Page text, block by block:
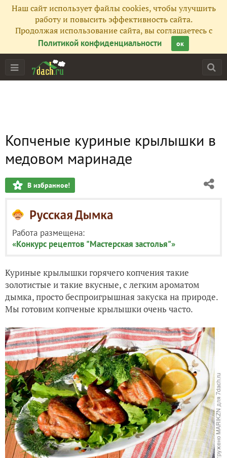
Наш сайт использует файлы cookies, чтобы улучшить
работу и повысить эффективность сайта.
Продолжая использование сайта, вы соглашаетесь с
Политикой конфиденциальности
ок
Копченые куриные крылышки в
медовом маринаде
В избранное!
Работа размещена:
«Конкурс рецептов "Мастерская застолья"»
Куриные крылышки горячего копчения такие
золотистые и такие вкусные, с легким ароматом
дымка, просто беспроигрышная закуска на природе.
Мы готовим копченые крылышки очень часто.